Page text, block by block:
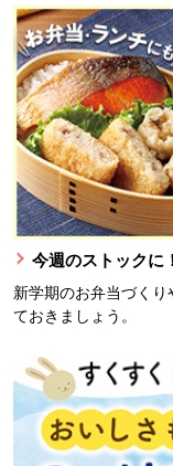
今週のストックに！
新学期のお弁当づく
ておきましょう。